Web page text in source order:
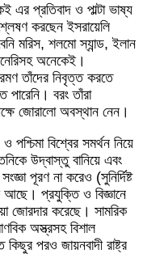
প্রতিবাদ ও পাল্টা ভাষ্য
করছেন ইসরায়েলি
মরিস, শলমো স্যান্ড, ইলান
অনেকেই।
তাঁদের নিবৃত্ত করতে
পারেনি। বরং তাঁরা
জোরালো অবস্থান নেন।
পশ্চিমা বিশ্বের সমর্থন নিয়ে
উদ্বাস্তু বানিয়ে এবং
পূরণ না করেও (সুনির্দিষ্ট
আছে। প্রযুক্তি ও বিজ্ঞানে
জোরদার করেছে। সামরিক
অস্ত্রসহ বিশাল
পরও জায়নবাদী রাষ্ট্র